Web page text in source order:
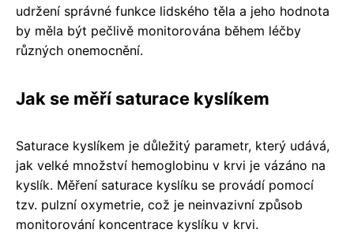
udržení správné funkce lidského těla a jeho hodnota
by měla být pečlivě monitorována během léčby
různých onemocnění.
Jak se měří saturace kyslíkem
Saturace kyslíkem je důležitý parametr, který udává,
jak velké množství hemoglobinu v krvi je vázáno na
kyslík. Měření saturace kyslíku se provádí pomocí
tzv. pulzní oxymetrie, což je neinvazivní způsob
monitorování koncentrace kyslíku v krvi.